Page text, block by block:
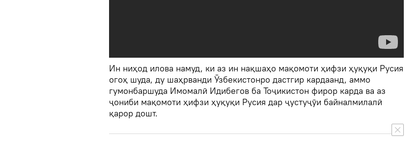
Ин ниҳод илова намуд, ки аз ин нақшаҳо мақомоти ҳифзи ҳуқуқи Русия
огоҳ шуда, ду шаҳрванди Ӯзбекистонро дастгир кардаанд, аммо
гумонбаршуда Имомалӣ Идибегов ба Тоҷикистон фирор карда ва аз
ҷониби мақомоти ҳифзи ҳуқуқи Русия дар ҷустуҷӯи байналмилалӣ
қарор дошт.